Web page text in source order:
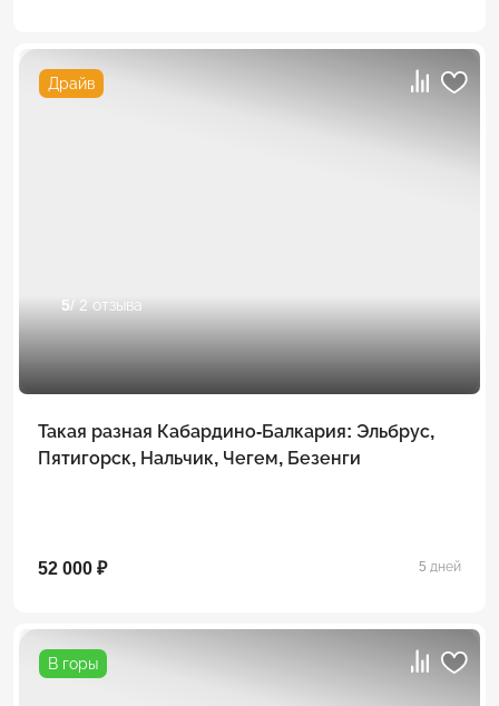
Драйв
5/ 2 отзыва
Такая разная Кабардино-Балкария: Эльбрус,
Пятигорск, Нальчик, Чегем, Безенги
52 000 ₽ 5 дней
В горы